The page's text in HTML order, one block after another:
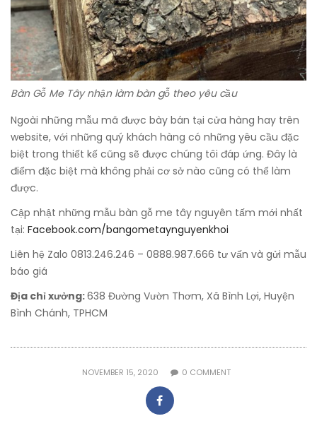
Bàn Gỗ Me Tây nhận làm bàn gỗ theo yêu cầu
Ngoài những mẫu mã được bày bán tại cửa hàng hay trên
website, với những quý khách hàng có những yêu cầu đặc
biệt trong thiết kế cũng sẽ được chúng tôi đáp ứng. Đây là
điểm đặc biệt mà không phải cơ sở nào cũng có thể làm
được.
Cập nhật những mẫu bàn gỗ me tây nguyên tấm mới nhất
tại: Facebook.com/bangometaynguyenkhoi
Liên hệ Zalo 0813.246.246 – 0888.987.666 tư vấn và gửi mẫu
báo giá
Địa chỉ xưởng:638 Đường Vườn Thơm, Xã Bình Lợi, Huyện
Bình Chánh, TPHCM
NOVEMBER 15, 2020 0 COMMENT